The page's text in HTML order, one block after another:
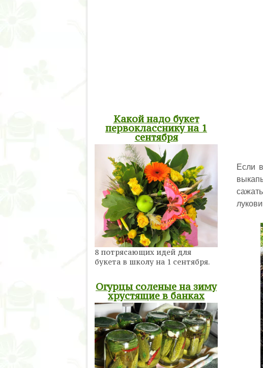
Если
Какой надо букет
первокласснику на 1
сентября
8 потрясающих идей для
букета в школу на 1 сентября.
Огурцы соленые на зиму
хрустящие в банках